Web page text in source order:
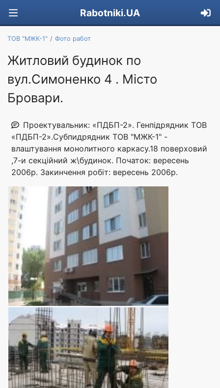
Rabotniki.UA
ТОВ "МЖК-1" Фото работ
Житловий будинок по
вул.Симоненко 4 . Мiсто
Бровари.
Проектувальник: «ПДБП-2». Генпідрядник ТОВ
«ПДБП-2».Субпидрядник ТОВ "МЖК-1" -
влаштування монолитного каркасу.18 поверховий
,7-и секцiйний ж\будинок. Початок: вересень
2006р. Закинчення робiт: вересень 2006р.